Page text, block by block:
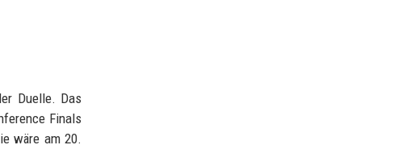
Duelle. Das
Finals
wäre am 20.